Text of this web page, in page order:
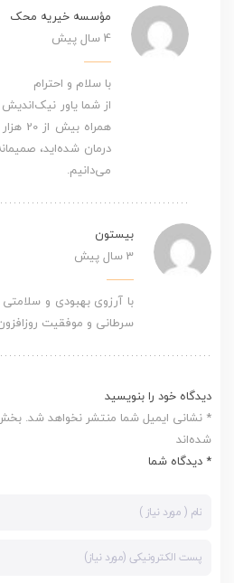
مؤسسه خیریه محک
4 سال پیش
با سلام و احترام
از شما یاور
درمان شده‌اید،
می‌دانیم.
بیستون
3 سال پیش
با آرزوی بهبودی و سلامتی
سرطانی و موفقیت
دیدگاه خود را بنویسید
* نشانی ایمیل شما منتشر نخواهد شد.
شده‌اند
* دیدگاه شما